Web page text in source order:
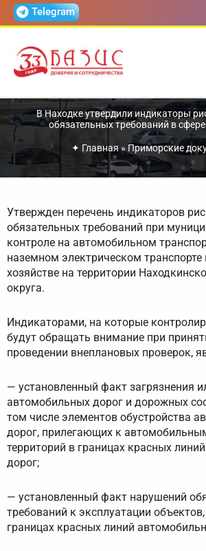
ПерейтиTelegram
В Находке утвердили индикаторы
обязательных требований в
✦ Главная» Приморские
Утвержден перечень индикаторов
обязательных требований при
контроле на автомобильном
наземном электрическом
хозяйстве на территории
округа.
Индикаторами, на которые
будут обращать внимание при
проведении внеплановых проверок,
— установленный факт загрязнения
автомобильных дорог и дорожных
том числе элементов обустройства
дорог, прилегающих к
территорий в границах красных
дорог;
— установленный факт нарушений
требований к эксплуатации
границах красных линий